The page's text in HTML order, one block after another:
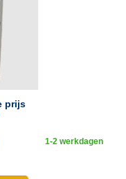
prijs
1-2 werkdagen